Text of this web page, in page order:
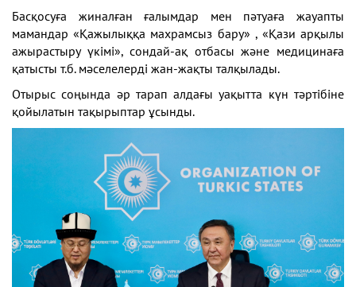
Басқосуға жиналған ғалымдар мен пәтуаға жауапты
мамандар «Қажылыққа махрамсыз бару» , «Қази арқылы
ажырастыру үкімі», сондай-ақ отбасы және медицинаға
қатысты т.б. мәселелерді жан-жақты талқылады.
Отырыс соңында әр тарап алдағы уақытта күн тәртібіне
қойылатын тақырыптар ұсынды.